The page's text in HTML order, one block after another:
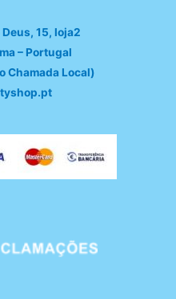
Deus, 15, loja2
– Portugal
Chamada Local)